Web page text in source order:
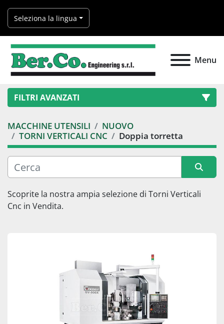
Seleziona la lingua
Menu
FILTRI AVANZATI
Categoria
Produttore
Modello
MACCHINE UTENSILI
NUOVO
TORNI VERTICALI CNC
Doppia torretta
Ordina per
Scoprite la nostra ampia selezione di Torni Verticali
Cnc in Vendita.